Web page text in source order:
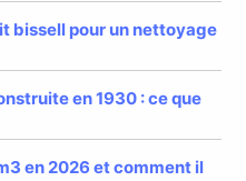
bissell pour un nettoyage
en 1930 : ce que
en 2026 et comment il